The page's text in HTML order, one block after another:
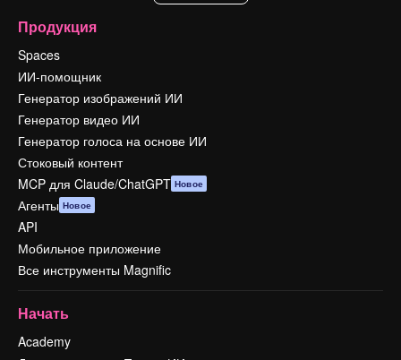
Продукция
Spaces
ИИ-помощник
Генератор изображений ИИ
Генератор видео ИИ
Генератор голоса на основе ИИ
Стоковый контент
MCP для Claude/ChatGPT Новое
Агенты Новое
API
Мобильное приложение
Все инструменты Magnific
Начать
Academy